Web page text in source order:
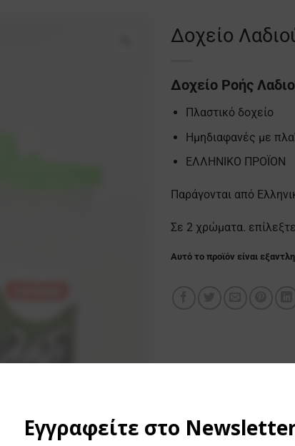
Δοχείο
Δοχείο Ροής
Πλαστικό δοχείο
Ημηδιαφανές με
ΕΛΛΗΝΙΚΟ ΠΡΟΪΟΝ
Παράγονται από
Σε 2 χρώματα.
Αυτό το προϊόν είναι